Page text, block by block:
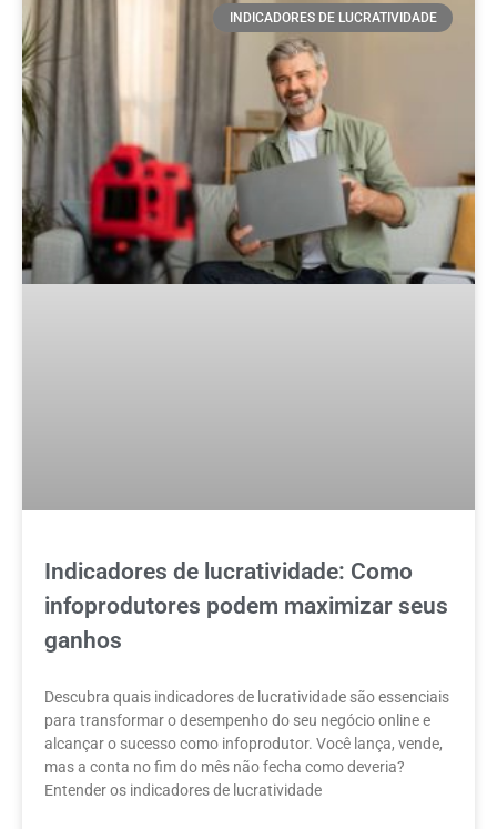
INDICADORES DE LUCRATIVIDADE
Indicadores de lucratividade: Como
infoprodutores podem maximizar seus
ganhos
Descubra quais indicadores de lucratividade são essenciais
para transformar o desempenho do seu negócio online e
alcançar o sucesso como infoprodutor. Você lança, vende,
mas a conta no fim do mês não fecha como deveria?
Entender os indicadores de lucratividade